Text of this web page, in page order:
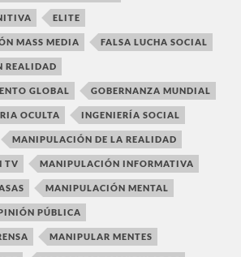
ELITE
MASS MEDIA FALSA LUCHA SOCIAL
REALIDAD
GLOBAL GOBERNANZA MUNDIAL
OCULTA INGENIERÍA SOCIAL
MANIPULACIÓN DE LA REALIDAD
TV MANIPULACIÓN INFORMATIVA
MANIPULACIÓN MENTAL
PÚBLICA
MANIPULAR MENTES